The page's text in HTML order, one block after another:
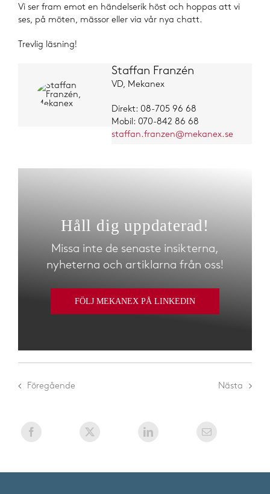
Vi ser fram emot en händelserik höst och hoppas att vi
ses, på möten, mässor eller via vår nya chatt.
Trevlig läsning!
Staffan Franzén
VD, Mekanex
Direkt: 08-705 96 68
Mobil: 070-842 86 68
staffan.franzen@mekanex.se
Håll dig uppdaterad!
Missa inte de senaste insikterna,
nyheterna och artiklarna från oss!
FÖLJ MEKANEX PÅ LINKEDIN
Föregående Nästa